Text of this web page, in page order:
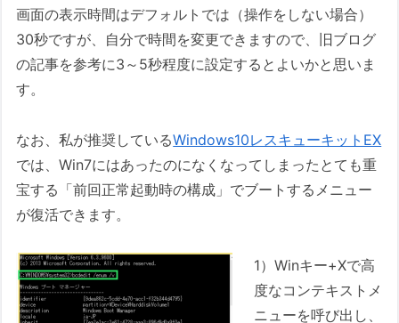
画面の表示時間はデフォルトでは（操作をしない場合）
30秒ですが、自分で時間を変更できますので、旧ブログ
の記事を参考に3～5秒程度に設定するとよいかと思いま
す。
なお、私が推奨しているWindows10レスキューキットEX
では、Win7にはあったのになくなってしまったとても重
宝する「前回正常起動時の構成」でブートするメニュー
が復活できます。
1）Winキー+Xで高
度なコンテキストメ
ニューを呼び出し、